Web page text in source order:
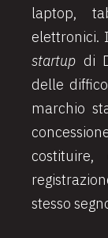
laptop,
elettronici.
startup di
delle
marchio
stesso